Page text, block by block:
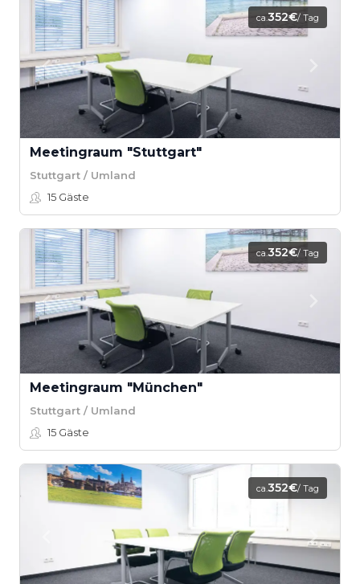
ca.352€/ Tag
Meetingraum "Stuttgart"
Stuttgart / Umland
15 Gäste
ca.352€/ Tag
Meetingraum "München"
Stuttgart / Umland
15 Gäste
ca.352€/ Tag